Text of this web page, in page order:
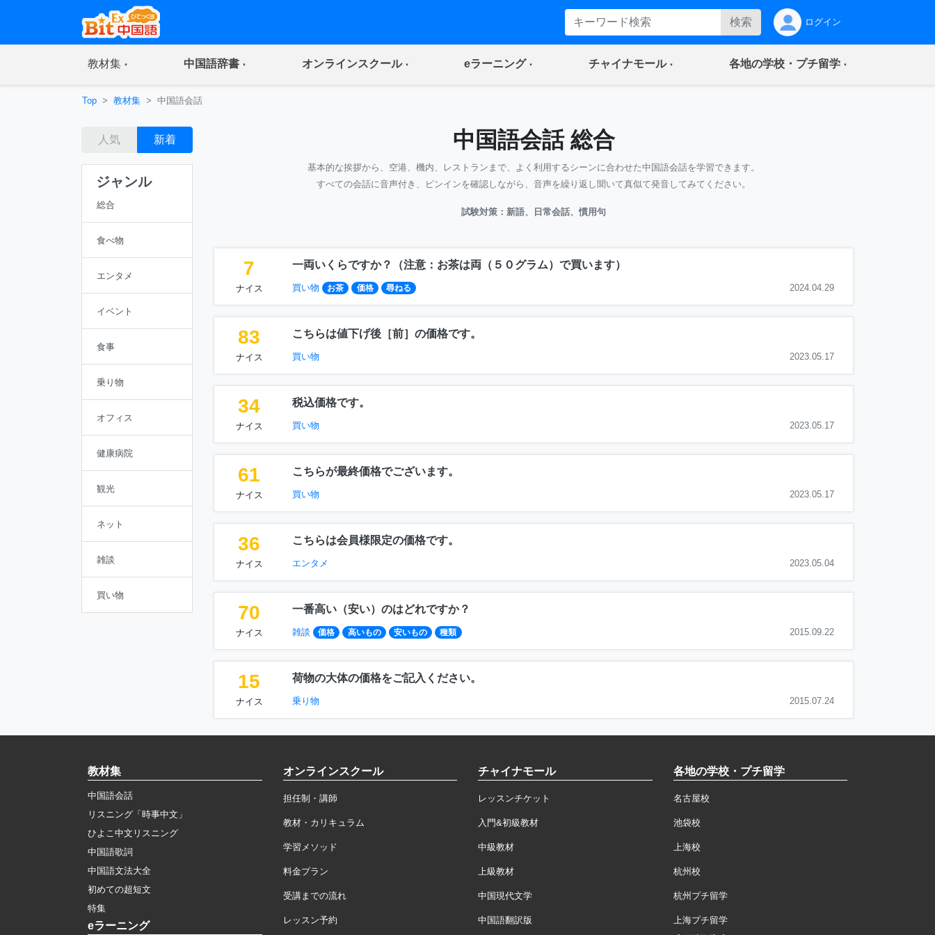
検索 ログイン
教材集(current) 中国語辞書(current) オンラインスクール(current) eラーニング(current) チャイナモール(current) 各地の学校・プチ留学(current)
Top 教材集 中国語会話
人気 新着
ジャンル
総合
食べ物
エンタメ
イベント
食事
乗り物
オフィス
健康病院
観光
ネット
雑談
買い物
中国語会話 総合
基本的な挨拶から、空港、機内、レストランまで、よく利用するシーンに合わせた中国語会話を学習できます。
すべての会話に音声付き、ピンインを確認しながら、音声を繰り返し聞いて真似て発音してみてください。
試験対策：新語、日常会話、慣用句
7
ナイス
一両いくらですか？（注意：お茶は両（５０グラム）で買います）
買い物 お茶 価格 尋ねる 2024.04.29
83
ナイス
こちらは値下げ後［前］の価格です。
買い物 2023.05.17
34
ナイス
税込価格です。
買い物 2023.05.17
61
ナイス
こちらが最終価格でございます。
買い物 2023.05.17
36
ナイス
こちらは会員様限定の価格です。
エンタメ 2023.05.04
70
ナイス
一番高い（安い）のはどれですか？
雑談 価格 高いもの 安いもの 種類 2015.09.22
15
ナイス
荷物の大体の価格をご記入ください。
乗り物 2015.07.24
教材集
中国語会話
リスニング「時事中文」
ひよこ中文リスニング
中国語歌詞
中国語文法大全
初めての超短文
特集
eラーニング
オンラインスクール
担任制・講師
教材・カリキュラム
学習メソッド
料金プラン
受講までの流れ
レッスン予約
チャイナモール
レッスンチケット
入門&初級教材
中級教材
上級教材
中国現代文学
中国語翻訳版
各地の学校・プチ留学
名古屋校
池袋校
上海校
杭州校
杭州プチ留学
上海プチ留学